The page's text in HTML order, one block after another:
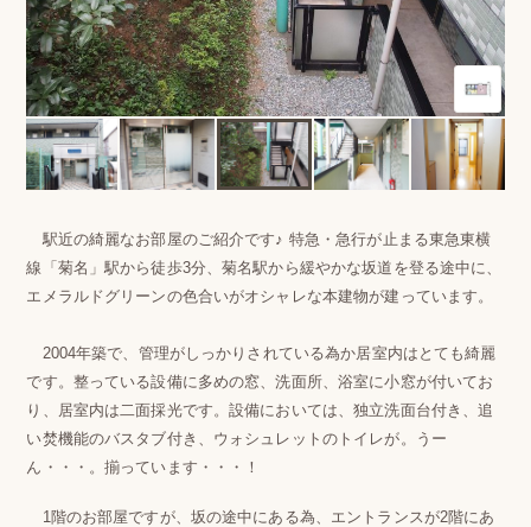
駅近の綺麗なお部屋のご紹介です♪ 特急・急行が止まる東急東横
線「菊名」駅から徒歩3分、菊名駅から緩やかな坂道を登る途中に、
エメラルドグリーンの色合いがオシャレな本建物が建っています。
2004年築で、管理がしっかりされている為か居室内はとても綺麗
です。整っている設備に多めの窓、洗面所、浴室に小窓が付いてお
り、居室内は二面採光です。設備においては、独立洗面台付き、追
い焚機能のバスタブ付き、ウォシュレットのトイレが。うー
ん・・・。揃っています・・・！
1階のお部屋ですが、坂の途中にある為、エントランスが2階にあ